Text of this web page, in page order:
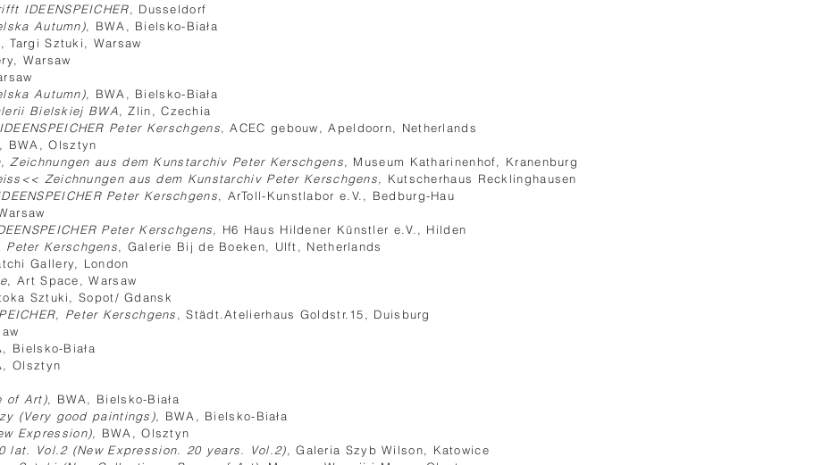
IDEENSPEICHER , Dusseldorf
Autumn) , BWA, Bielsko-Biała
Targi Sztuki, Warsaw
Warsaw
Autumn) , BWA, Bielsko-Biała
Bielskiej BWA , Zlin, Czechia
Peter Kerschgens , ACEC gebouw, Apeldoorn, Netherlands
BWA, Olsztyn
Zeichnungen aus dem Kunstarchiv Peter Kerschgens , Museum Katharinenhof, Kranenburg
Zeichnungen aus dem Kunstarchiv Peter Kerschgens, Kutscherhaus Recklinghausen
Peter Kerschgens , ArToll-Kunstlabor e.V., Bedburg-Hau
Peter Kerschgens, H6 Haus Hildener Künstler e.V., Hilden
Peter Kerschgens , Galerie Bij de Boeken, Ulft, Netherlands
Gallery, London
, Art Space, Warsaw
Sztuki, Sopot/ Gdansk
Peter Kerschgens
, Städt.Atelierhaus Goldstr.15, Duisburg
Bielsko-Biała
Olsztyn
of Art), BWA, Bielsko-Biała
(Very good paintings) , BWA, Bielsko-Biała
Expression),
BWA, Olsztyn
lat. Vol.2 (New Expression. 20 years. Vol.2) , Galeria Szyb Wilson, Katowice